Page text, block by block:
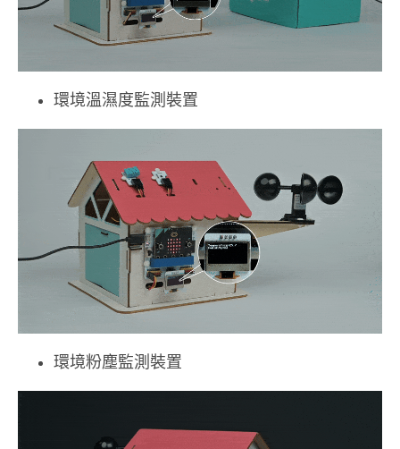
環境溫濕度監測裝置
環境粉塵監測裝置